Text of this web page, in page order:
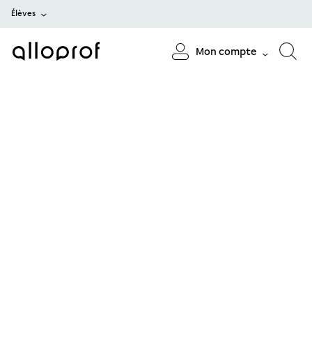
Élèves
Mon compte